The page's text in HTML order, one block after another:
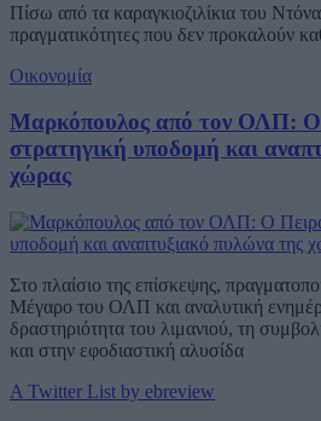
Πίσω από τα καραγκιοζιλίκια του
πραγματικότητες που δεν προκαλούν
Οικονομία
Μαρκόπουλος από τον ΟΛΠ: Ο
στρατηγική υποδομή και
χώρας
Στο πλαίσιο της επίσκεψης,
Μέγαρο του ΟΛΠ και αναλυτική
δραστηριότητα του λιμανιού, τη
και στην εφοδιαστική αλυσίδα
A Twitter List by ebreview